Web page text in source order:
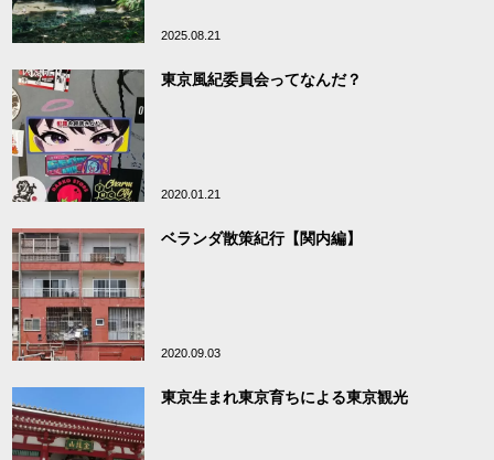
2025.08.21
東京風紀委員会ってなんだ？
2020.01.21
ベランダ散策紀行【関内編】
2020.09.03
東京生まれ東京育ちによる東京観光